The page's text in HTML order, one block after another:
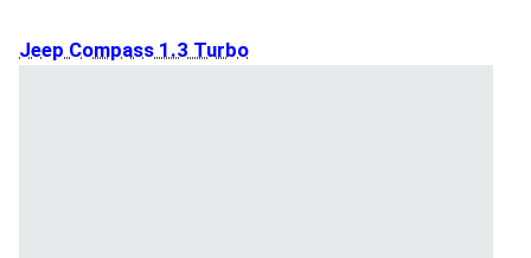
Jeep Compass 1.3 Turbo